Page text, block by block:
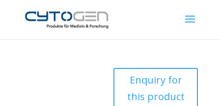
Enquiry for
this product